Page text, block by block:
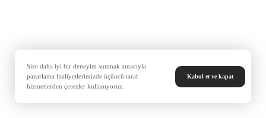
Size daha iyi bir deneyim sunmak amacıyla
pazarlama faaliyetlerimizde üçüncü taraf
hizmetlerden çerezler kullanıyoruz.
Kabul et ve kapat